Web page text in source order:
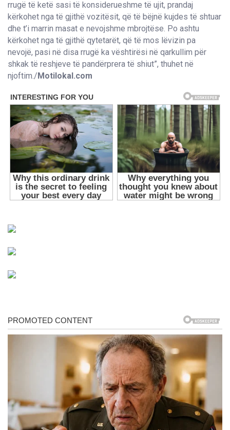
rrugë të ketë sasi të konsiderueshme të ujit, prandaj
kërkohet nga të gjithë vozitësit, që të bëjnë kujdes të shtuar
dhe t’i marrin masat e nevojshme mbrojtëse. Po ashtu
kërkohet nga të gjithë qytetarët, që të mos lëvizin pa
nevojë, pasi në disa rrugë ka vështirësi në qarkullim për
shkak të reshjeve të pandërprera të shiut”, thuhet në
njoftim./Motilokal.com